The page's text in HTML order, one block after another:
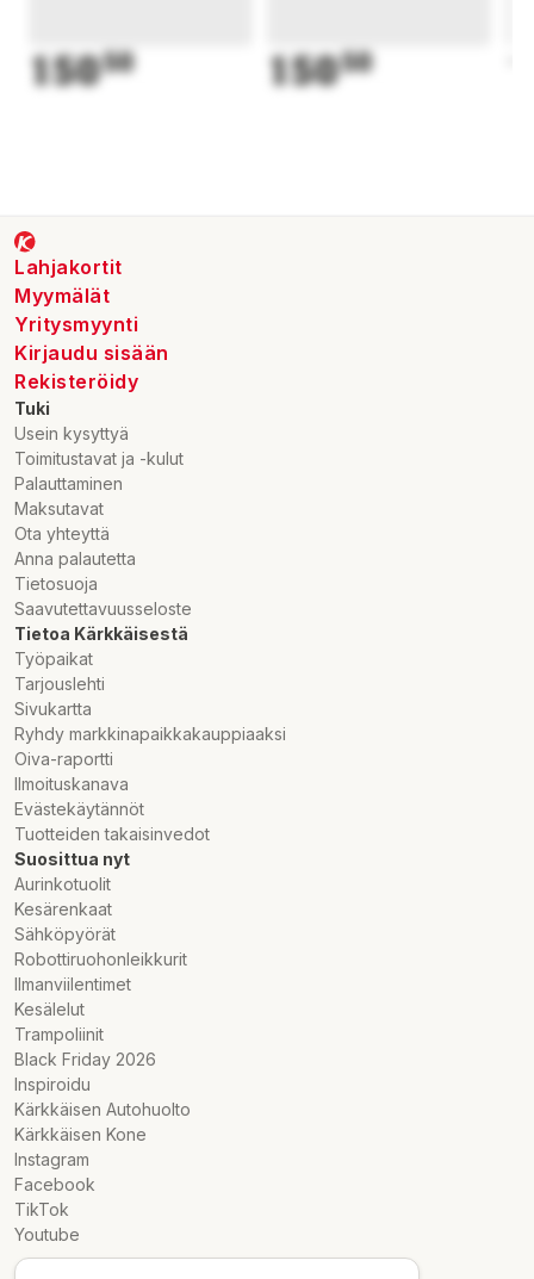
15050 15050
Lahjakortit
Myymälät
Yritysmyynti
Kirjaudu sisään
Rekisteröidy
Tuki
Usein kysyttyä
Toimitustavat ja -kulut
Palauttaminen
Maksutavat
Ota yhteyttä
Anna palautetta
Tietosuoja
Saavutettavuusseloste
Tietoa Kärkkäisestä
Työpaikat
Tarjouslehti
Sivukartta
Ryhdy markkinapaikkakauppiaaksi
Oiva-raportti
Ilmoituskanava
Evästekäytännöt
Tuotteiden takaisinvedot
Suosittua nyt
Aurinkotuolit
Kesärenkaat
Sähköpyörät
Robottiruohonleikkurit
Ilmanviilentimet
Kesälelut
Trampoliinit
Black Friday 2026
Inspiroidu
Kärkkäisen Autohuolto
Kärkkäisen Kone
Instagram
Facebook
TikTok
Youtube